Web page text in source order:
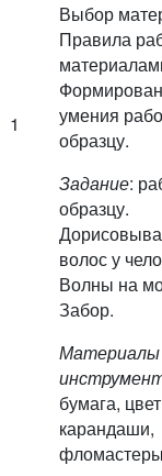
1
Выбор
Правила
умения
образцу.
Задание:
образцу.
волос у
Волны на
Забор.
Материалы
бумага,
карандаши,
фломастеры